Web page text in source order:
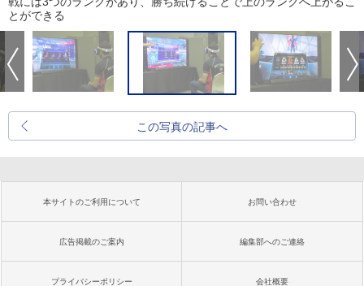
とができる
この写真の記事へ
本サイトのご利用について お問い合わせ
広告掲載のご案内 編集部へのご連絡
プライバシーポリシー 会社概要